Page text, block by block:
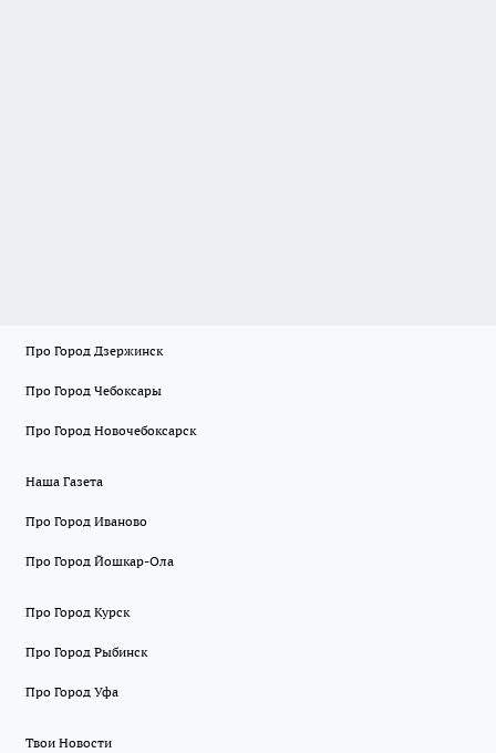
Про Город Дзержинск
Про Город Чебоксары
Про Город Новочебоксарск
Наша Газета
Про Город Иваново
Про Город Йошкар-Ола
Про Город Курск
Про Город Рыбинск
Про Город Уфа
Твои Новости